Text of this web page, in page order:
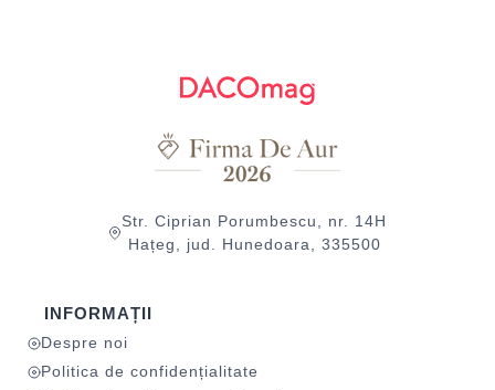
Str. Ciprian Porumbescu, nr. 14H
Hațeg, jud. Hunedoara, 335500
INFORMAȚII
Despre noi
Politica de confidențialitate